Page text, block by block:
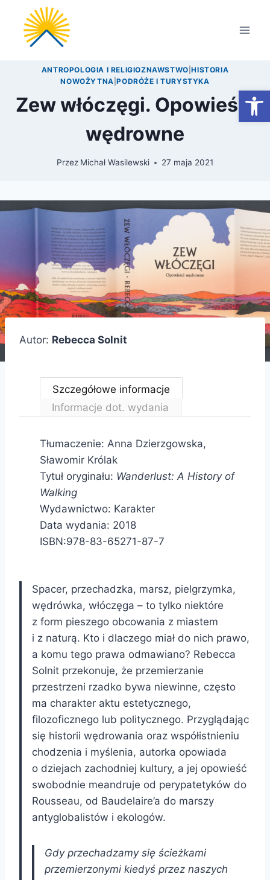
Przejdź
treści
ANTROPOLOGIA I RELIGIOZNAWSTWO |HISTORIA
NOWOŻYTNA |PODRÓŻE I TURYSTYKA
Zew włóczęgi. Opowieści
wędrowne
Przez Michał Wasilewski 27 maja 2021
Autor: Rebecca Solnit
Szczegółowe informacje
Informacje dot. wydania
Tłumaczenie: Anna Dzierzgowska,
Sławomir Królak
Tytuł oryginału: Wanderlust: A History of
Walking
Wydawnictwo: Karakter
Data wydania: 2018
ISBN:978-83-65271-87-7
Spacer, przechadzka, marsz, pielgrzymka,
wędrówka, włóczęga – to tylko niektóre
z form pieszego obcowania z miastem
i z naturą. Kto i dlaczego miał do nich prawo,
a komu tego prawa odmawiano? Rebecca
Solnit przekonuje, że przemierzanie
przestrzeni rzadko bywa niewinne, często
ma charakter aktu estetycznego,
filozoficznego lub politycznego. Przyglądając
się historii wędrowania oraz współistnieniu
chodzenia i myślenia, autorka opowiada
o dziejach zachodniej kultury, a jej opowieść
swobodnie meandruje od perypatetyków do
Rousseau, od Baudelaire’a do marszy
antyglobalistów i ekologów.
Gdy przechadzamy się ścieżkami
przemierzonymi kiedyś przez naszych